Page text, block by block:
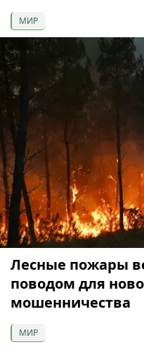
МИР
Лесные пожары
поводом для
мошенничества
МИР